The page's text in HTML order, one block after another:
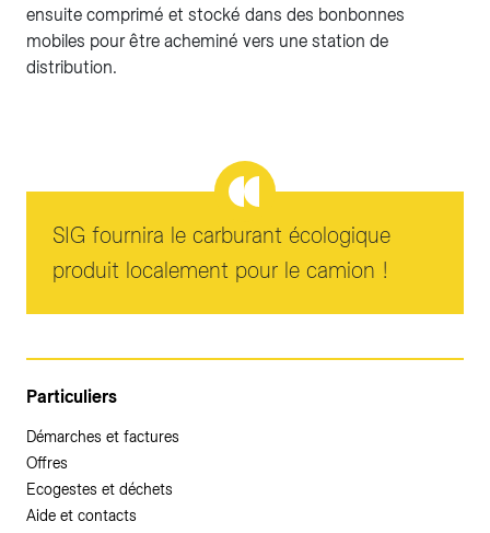
ensuite comprimé et stocké dans des bonbonnes
mobiles pour être acheminé vers une station de
distribution.
SIG fournira le carburant écologique
produit localement pour le camion !
Particuliers
Démarches et factures
Offres
Ecogestes et déchets
Aide et contacts